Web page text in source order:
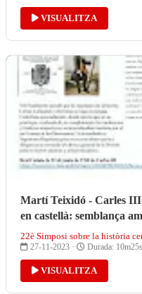
VISUALITZA
Martí Teixidó - Carles III
en castellà: semblança
22è Simposi sobre la història
27-11-2023 · Durada: 10m25s
VISUALITZA